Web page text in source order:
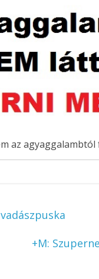
az agyaggalambtól
+M: